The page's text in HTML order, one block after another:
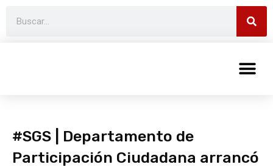
#SGS | Departamento de
Participación Ciudadana arrancó